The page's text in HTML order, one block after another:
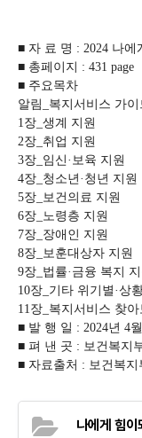
■ 자 료 명 : 2024 나
■ 총페이지 : 431 page
■ 주요목차
알림_복지서비스 가이
1장_생계 지원
2장_취업 지원
3장_임신·보육 지원
4장_청소년·청년 지원
5장_보건의료 지원
6장_노령층 지원
7장_장애인 지원
8장_보훈대상자 지원
9장_법률·금융 복지 지
10장_기타 위기별·상
11장_복지서비스 찾아
■ 발 행 일 : 2024년 4
■ 펴 낸 곳 : 보건복지
■ 자료출처 : 보건복지
나에게 힘